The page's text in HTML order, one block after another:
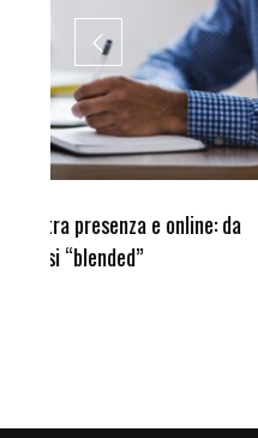
#studentiunifi
Laureata Unifi
del Premio “Giancarlo